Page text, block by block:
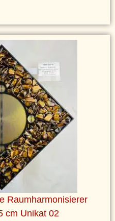
Raumharmonisierer
cm Unikat 02